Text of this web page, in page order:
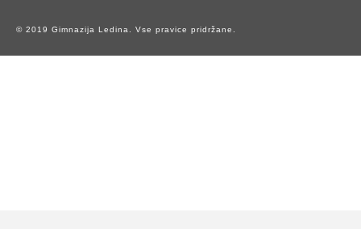
© 2019 Gimnazija Ledina. Vse pravice pridržane.